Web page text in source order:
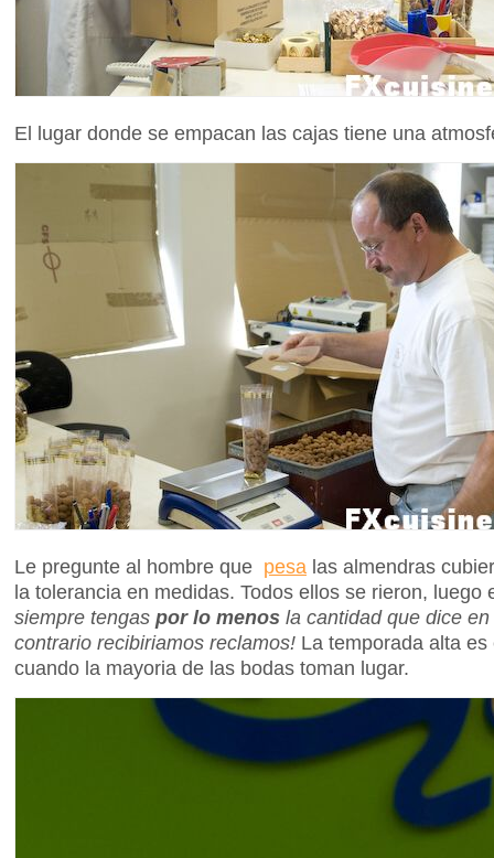
El lugar donde se empacan las cajas tiene una
Le pregunte al hombre que pesa las almendras
la tolerancia en medidas. Todos ellos se rieron, luego
siempre tengas por lo menos la cantidad que dice
contrario recibiriamos reclamos! La temporada alta
cuando la mayoria de las bodas toman lugar.